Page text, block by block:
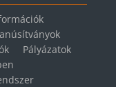
Pályázatok